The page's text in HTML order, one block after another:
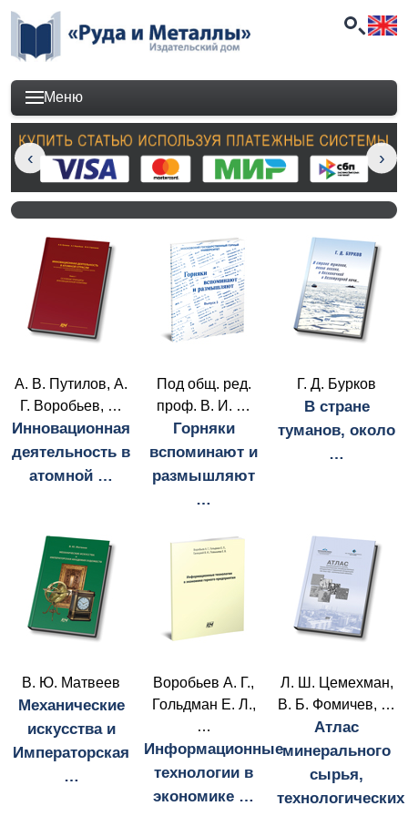
Меню
А. В. Путилов, А.
Г. Воробьев, …
Инновационная
деятельность в
атомной …
Под общ. ред.
проф. В. И. …
Горняки
вспоминают и
размышляют
…
Г. Д. Бурков
В стране
туманов, около
…
В. Ю. Матвеев
Механические
искусства и
Императорская
…
Воробьев А. Г.,
Гольдман Е. Л.,
…
Информационные
технологии в
экономике …
Л. Ш. Цемехман,
В. Б. Фомичев, …
Атлас
минерального
сырья,
технологических